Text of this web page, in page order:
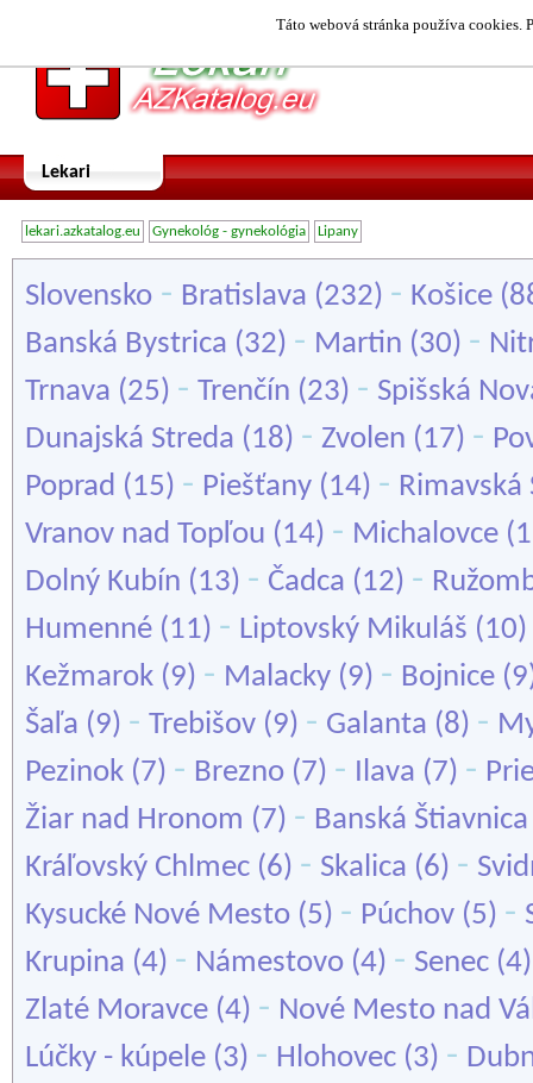
Táto webová stránka používa cookies.
Lekari
lekari.azkatalog.eu Gynekológ - gynekológia Lipany
Slovensko - Bratislava (232) - Košice
Banská Bystrica (32) - Martin (30) -
Trnava (25) - Trenčín (23) - Spišská
Dunajská Streda (18) - Zvolen (17) -
Poprad (15) - Piešťany (14) - Rimavská
Vranov nad Topľou (14) - Michalovce
Dolný Kubín (13) - Čadca (12) -
Humenné (11) - Liptovský Mikuláš (10)
Kežmarok (9) - Malacky (9) - Bojnice
Šaľa (9) - Trebišov (9) - Galanta (8) -
Pezinok (7) - Brezno (7) - Ilava (7) -
Žiar nad Hronom (7) - Banská Štiavnica
Kráľovský Chlmec (6) - Skalica (6) -
Kysucké Nové Mesto (5) - Púchov (5) -
Krupina (4) - Námestovo (4) - Senec
Zlaté Moravce (4) - Nové Mesto nad
Lúčky - kúpele (3) - Hlohovec (3) -